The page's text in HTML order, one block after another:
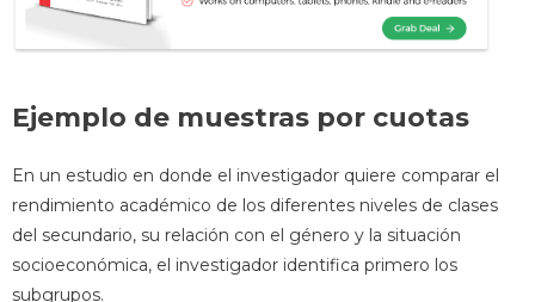
Ejemplo de muestras por cuotas
En un estudio en donde el investigador quiere comparar el
rendimiento académico de los diferentes niveles de clases
del secundario, su relación con el género y la situación
socioeconómica, el investigador identifica primero los
subgrupos.